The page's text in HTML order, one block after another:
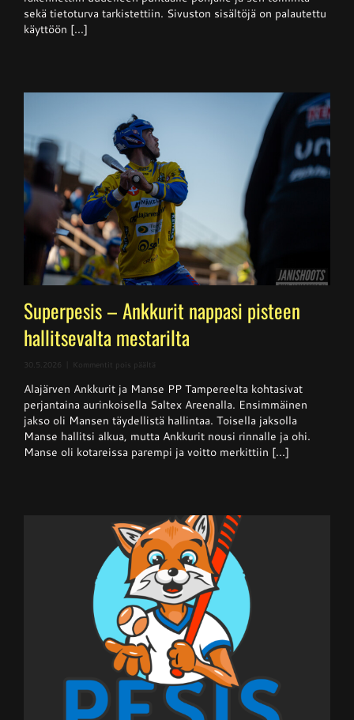
sekä tietoturva tarkistettiin. Sivuston sisältöjä on palautettu
käyttöön [...]
Superpesis – Ankkurit nappasi pisteen
hallitsevalta mestarilta
30.5.2026 Kommentit pois päältä
–
Ankkurit
nappasi
pisteen
hallitsevalta
mestarilta
Alajärven Ankkurit ja Manse PP Tampereelta kohtasivat
perjantaina aurinkoisella Saltex Areenalla. Ensimmäinen
jakso oli Mansen täydellistä hallintaa. Toisella jaksolla
Manse hallitsi alkua, mutta Ankkurit nousi rinnalle ja ohi.
Manse oli kotareissa parempi ja voitto merkittiin [...]